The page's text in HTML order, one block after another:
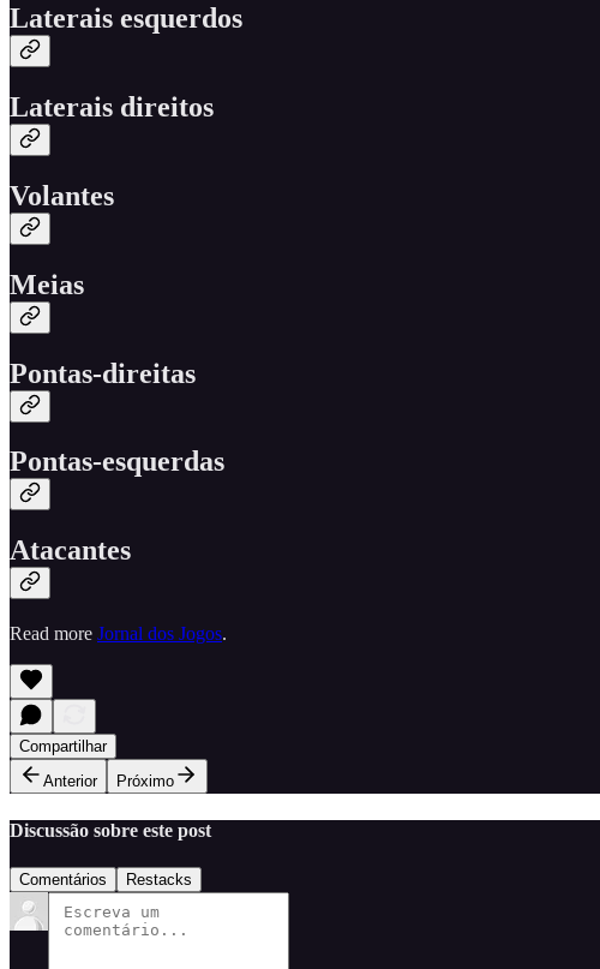
Laterais esquerdos
Laterais direitos
Volantes
Meias
Pontas-direitas
Pontas-esquerdas
Atacantes
Read more Jornal dos Jogos.
Compartilhar
Anterior
Próximo
Discussão sobre este post
Comentários Restacks